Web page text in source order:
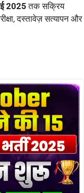
2025तक सक्रिय
दस्तावेज़ सत्यापन और